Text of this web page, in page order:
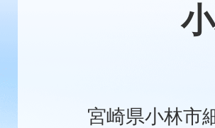
宮崎県小林市